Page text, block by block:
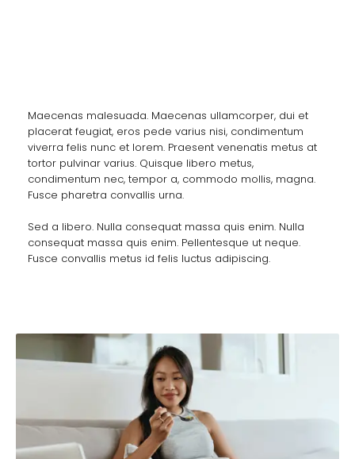
Maecenas malesuada. Maecenas ullamcorper, dui et
placerat feugiat, eros pede varius nisi, condimentum
viverra felis nunc et lorem. Praesent venenatis metus at
tortor pulvinar varius. Quisque libero metus,
condimentum nec, tempor a, commodo mollis, magna.
Fusce pharetra convallis urna.
Sed a libero. Nulla consequat massa quis enim. Nulla
consequat massa quis enim. Pellentesque ut neque.
Fusce convallis metus id felis luctus adipiscing.